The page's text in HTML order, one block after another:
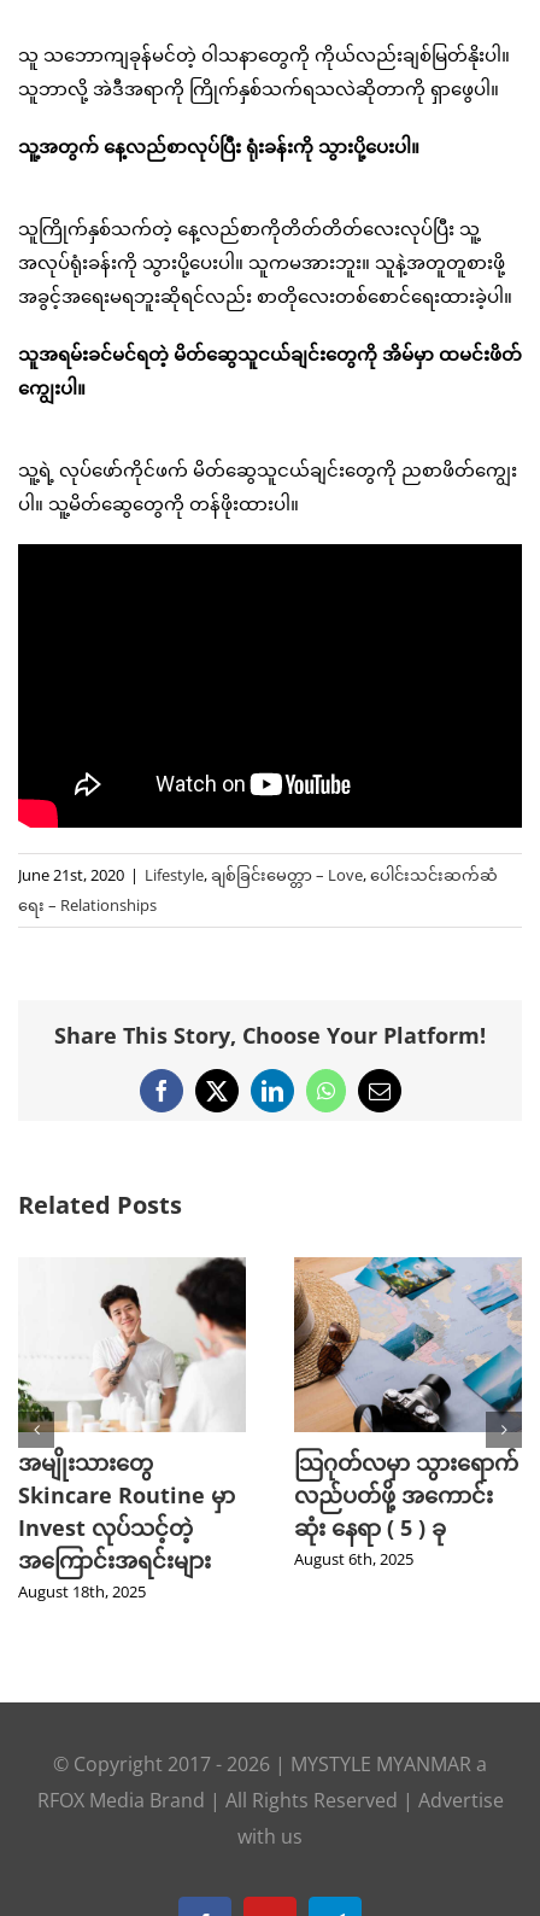
သူ သဘောကျခုန်မင်တဲ့ ဝါသနာတွေကို ကိုယ်လည်းချစ်မြတ်နိုးပါ။
သူဘာလို့ အဲဒီအရာကို ကြိုက်နှစ်သက်ရသလဲဆိုတာကို ရှာဖွေပါ။
သူ့အတွက် နေ့လည်စာလုပ်ပြီး ရုံးခန်းကို သွားပို့ပေးပါ။
သူကြိုက်နှစ်သက်တဲ့ နေ့လည်စာကိုတိတ်တိတ်လေးလုပ်ပြီး သူ့
အလုပ်ရုံးခန်းကို သွားပို့ပေးပါ။ သူကမအားဘူး။ သူနဲ့အတူတူစားဖို့
အခွင့်အရေးမရဘူးဆိုရင်လည်း စာတိုလေးတစ်စောင်ရေးထားခဲ့ပါ။
သူအရမ်းခင်မင်ရတဲ့ မိတ်ဆွေသူငယ်ချင်းတွေကို အိမ်မှာ ထမင်းဖိတ်
ကျွေးပါ။
သူ့ရဲ့ လုပ်ဖော်ကိုင်ဖက် မိတ်ဆွေသူငယ်ချင်းတွေကို ညစာဖိတ်ကျွေး
ပါ။ သူ့မိတ်ဆွေတွေကို တန်ဖိုးထားပါ။
June 21st, 2020 | Lifestyle,ချစ်ခြင်းမေတ္တာ – Love,ပေါင်းသင်းဆက်ဆံ
ရေး – Relationships
Share This Story, Choose Your Platform!
Facebook
X LinkedInWhatsApp
Email
Related Posts
အမျိုးသားတွေ
Skincare Routine မှာ
Invest လုပ်သင့်တဲ့
အကြောင်းအရင်းများ
August 18th, 2025
သြဂုတ်လမှာ သွားရောက်
လည်ပတ်ဖို့ အကောင်း
ဆုံး နေရာ ( 5 ) ခု
August 6th, 2025
© Copyright 2017 - 2026 | MYSTYLE MYANMAR a
RFOX Media Brand | All Rights Reserved | Advertise
with us